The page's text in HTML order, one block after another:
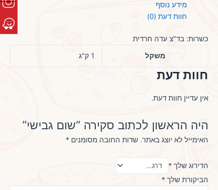
מידע נוסף
חוות דעת (0)
כשרות: בד"צ עדה חרדית
משקל
1 ק"ג
חוות דעת
אין עדיין חוות דעת.
היה הראשון לכתוב סקירה “שום גבישי”
האימייל לא יוצג באתר. שדות החובה מסומנים *
הדירוג שלך *
הביקורת שלך *